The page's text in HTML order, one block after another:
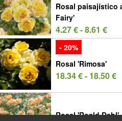
Rosal paisajístico
Fairy'
4.27 € - 8.61 €
- 20%
Rosal 'Rimosa'
18.34 € - 18.50 €
Rosal 'Roald Dahl'